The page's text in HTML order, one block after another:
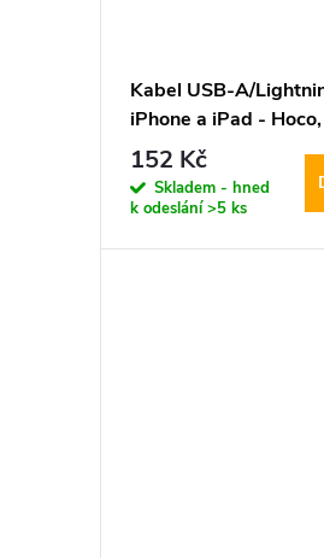
Kabel USB-A/
iPhone a iPad -
White
152 Kč
Skladem - hned
k odeslání>5 ks